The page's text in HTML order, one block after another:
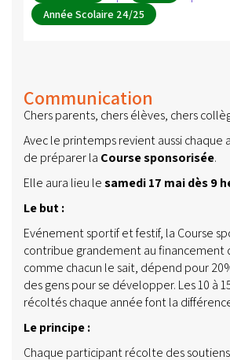
Année Scolaire 24/25
Communication
Chers parents, chers élèves, chers
Avec le printemps revient aussi
de préparer la Course sponsorisée.
Elle aura lieu lesamedi 17 mai dès 9
Le but :
Evénement sportif et festif, la Course
contribue grandement au financement
comme chacun le sait, dépend pour
des gens pour se développer. Les 10 à
récoltés chaque année font la
Le principe :
Chaque participant récolte des